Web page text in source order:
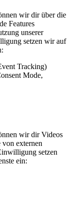
wir dir über die
Features
unserer
setzen wir auf
Tracking)
Mode,
wir dir Videos
von externen
setzen
ein: